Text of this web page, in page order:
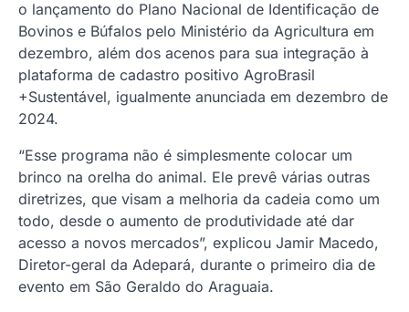
o lançamento do Plano Nacional de Identificação de
Bovinos e Búfalos pelo Ministério da Agricultura em
dezembro, além dos acenos para sua integração à
plataforma de cadastro positivo AgroBrasil
+Sustentável, igualmente anunciada em dezembro de
2024.
“Esse programa não é simplesmente colocar um
brinco na orelha do animal. Ele prevê várias outras
diretrizes, que visam a melhoria da cadeia como um
todo, desde o aumento de produtividade até dar
acesso a novos mercados”, explicou Jamir Macedo,
Diretor-geral da Adepará, durante o primeiro dia de
evento em São Geraldo do Araguaia.